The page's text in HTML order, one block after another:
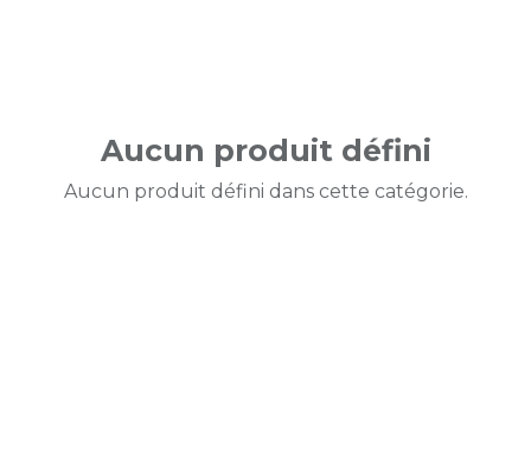
Aucun produit défini
Aucun produit défini dans cette catégorie.